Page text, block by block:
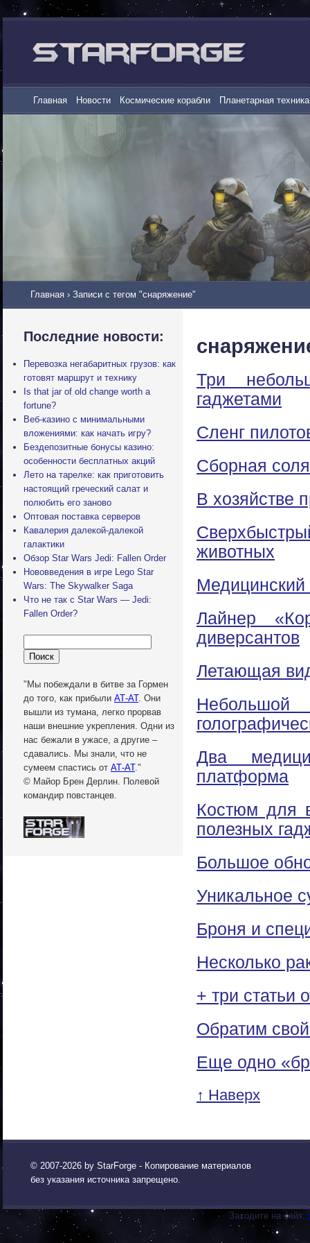
Главная Новости Космические корабли Планетарная техника
Главная › Записи с тегом "снаряжение"
Последние новости:
Перевозка негабаритных грузов: как
готовят маршрут и технику
Is that jar of old change worth a
fortune?
Веб-казино с минимальными
вложениями: как начать игру?
Бездепозитные бонусы казино:
особенности бесплатных акций
Лето на тарелке: как приготовить
настоящий греческий салат и
полюбить его заново
Оптовая поставка серверов
Кавалерия далекой-далекой
галактики
Обзор Star Wars Jedi: Fallen Order
Нововведения в игре Lego Star
Wars: The Skywalker Saga
Что не так с Star Wars — Jedi:
Fallen Order?
"Мы побеждали в битве за Гормен
до того, как прибыли АТ-АТ. Они
вышли из тумана, легко прорвав
наши внешние укрепления. Одни из
нас бежали в ужасе, а другие –
сдавались. Мы знали, что не
сумеем спастись от АТ-АТ."
© Майор Брен Дерлин. Полевой
командир повстанцев.
Три
гаджетами
Сленг
Сборная
В хозяйстве
животных
Лайнер
диверсантов
Летающая
Два
платформа
Костюм для
полезных
Большое
Уникальное
Броня и
Несколько
+ три статьи
Обратим
Еще одно
↑ Наверх
© 2007-2026 by StarForge - Копирование материалов
без указания источника запрещено.
Заходите на сайт: